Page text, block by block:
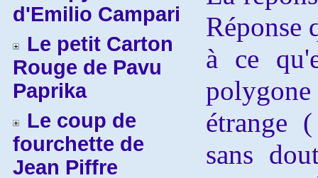
d'Emilio Campari
Le petit Carton
Rouge de Pavu
Paprika
Le coup de
fourchette de
Jean Piffre
Réponse
à ce
étrange
sans